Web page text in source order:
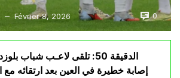
— Février 8, 2026 0
الدقيقة 50: تلقى لاعـب شباب
إصابة خطيرة في العين بعد ارتقائه مع